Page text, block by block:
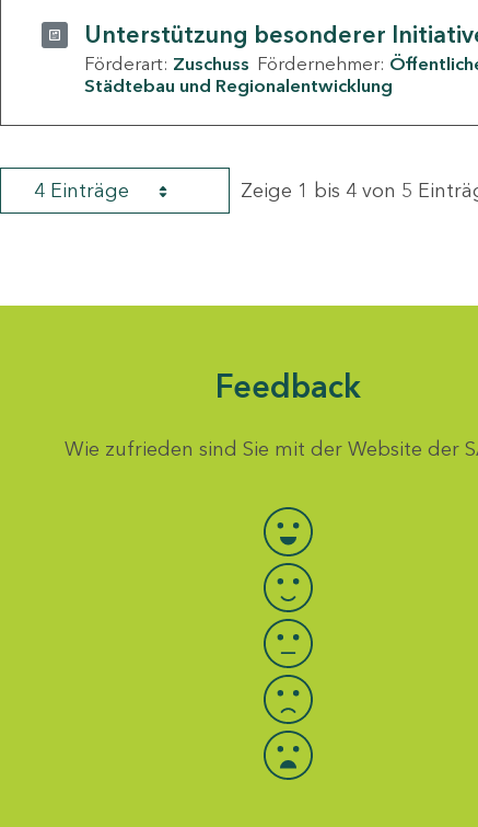
Unterstützung besonderer
Förderart: Zuschuss Fördernehmer:
Städtebau und Regionalentwicklung
4 Einträge Zeige 1 bis 4 von 5
Feedback
Wie zufrieden sind Sie mit der Website der
Bewertung auswählen